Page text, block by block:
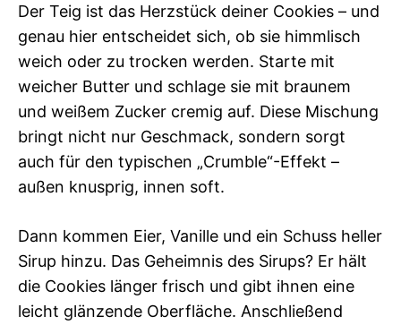
Der Teig ist das Herzstück deiner Cookies – und
genau hier entscheidet sich, ob sie himmlisch
weich oder zu trocken werden. Starte mit
weicher Butter und schlage sie mit braunem
und weißem Zucker cremig auf. Diese Mischung
bringt nicht nur Geschmack, sondern sorgt
auch für den typischen „Crumble“-Effekt –
außen knusprig, innen soft.
Dann kommen Eier, Vanille und ein Schuss heller
Sirup hinzu. Das Geheimnis des Sirups? Er hält
die Cookies länger frisch und gibt ihnen eine
leicht glänzende Oberfläche. Anschließend